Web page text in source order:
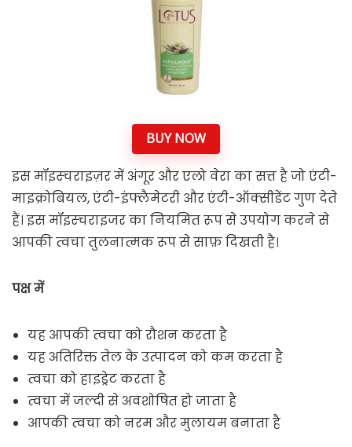
BUY NOW
इस मॉइस्चराइज़र में अंगूर और एलो वेरा का सत्त है जो एंटी-
माइक्रोबियल, एंटी-इंफ्लैमेटरी और एंटी-ऑक्सीडेंट गुण देते
हैं। इस मॉइस्चराइजर का नियमित रूप से उपयोग करने से
आपकी त्वचा तुलनात्मक रूप से साफ़ दिखती है।
पक्ष में
यह आपकी त्वचा को रौशन करता है
यह अतिरिक्त तेल के उत्पादन को कम करता है
त्वचा को हाइड्रेट करता है
त्वचा में जल्दी से अवशोषित हो जाता है
आपकी त्वचा को नरम और मुलायम बनाता है